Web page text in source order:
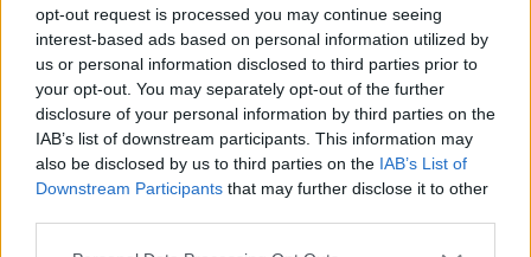
opt-out request is processed you may continue seeing
interest-based ads based on personal information utilized by
us or personal information disclosed to third parties prior to
your opt-out. You may separately opt-out of the further
disclosure of your personal information by third parties on the
IAB’s list of downstream participants. This information may
also be disclosed by us to third parties on the IAB’s List of
Downstream Participants that may further disclose it to other